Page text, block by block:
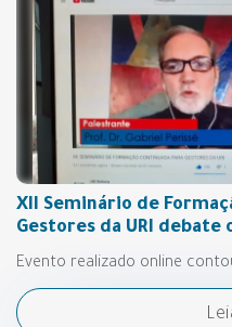
XII Seminário de
Gestores da URI
Evento realizado online